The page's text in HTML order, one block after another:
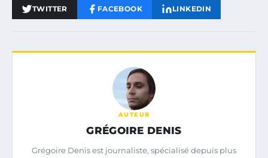
TWITTER FACEBOOK LINKEDIN
AUTEUR
GRÉGOIRE DENIS
Grégoire Denis est journaliste, spécialisé depuis plus